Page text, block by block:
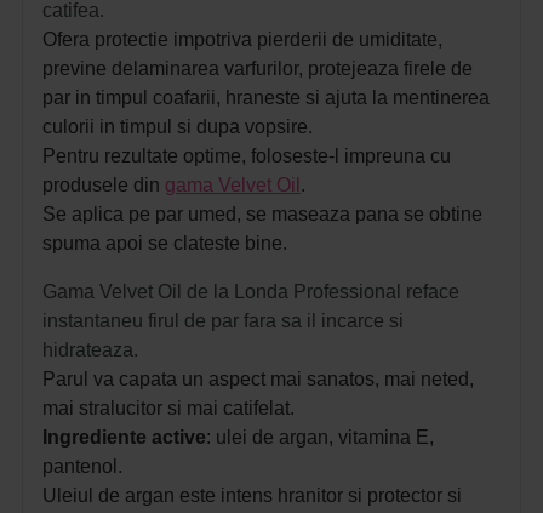
catifea.
Ofera protectie impotriva pierderii de umiditate,
previne delaminarea varfurilor, protejeaza firele de
par in timpul coafarii, hraneste si ajuta la mentinerea
culorii in timpul si dupa vopsire.
Pentru rezultate optime, foloseste-l impreuna cu
produsele din gama Velvet Oil .
Se aplica pe par umed, se maseaza pana se obtine
spuma apoi se clateste bine.
Gama Velvet Oil de la Londa Professional reface
instantaneu firul de par fara sa il incarce si
hidrateaza.
Parul va capata un aspect mai sanatos, mai neted,
mai stralucitor si mai catifelat.
Ingrediente active: ulei de argan, vitamina E,
pantenol.
Uleiul de argan este intens hranitor si protector si